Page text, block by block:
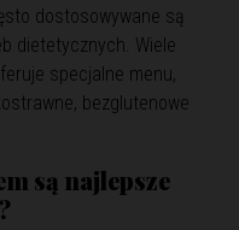
dostosowywane są
dietetycznych. Wiele
specjalne menu,
bezglutenowe
są najlepsze